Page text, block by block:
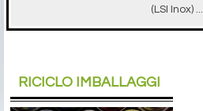
(LSI Inox) ...
RICICLO IMBALLAGGI